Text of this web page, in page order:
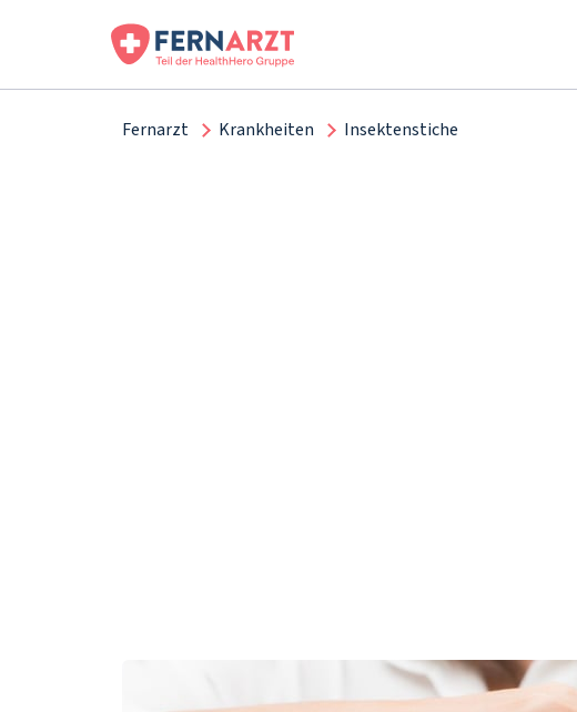
Fernarzt Krankheiten Insektenstiche